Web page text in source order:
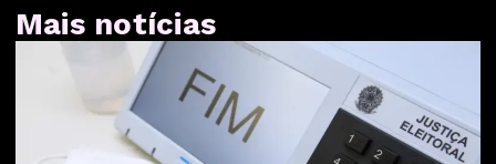
Mais notícias